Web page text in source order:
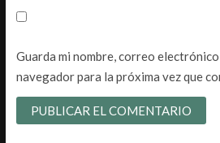
Guarda mi nombre, correo
navegador para la próxima vez que